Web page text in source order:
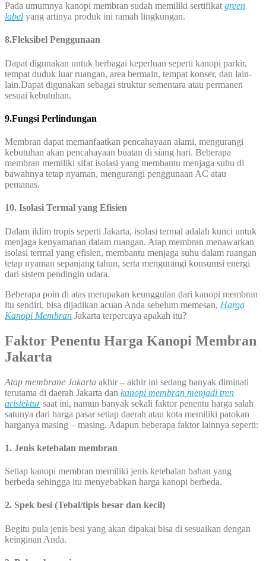
Pada umumnya kanopi membran sudah memiliki sertifikat green
label yang artinya produk ini ramah lingkungan.
8.Fleksibel Penggunaan
Dapat digunakan untuk berbagai keperluan seperti kanopi parkir,
tempat duduk luar ruangan, area bermain, tempat konser, dan lain-
lain.Dapat digunakan sebagai struktur sementara atau permanen
sesuai kebutuhan.
9.Fungsi Perlindungan
Membran dapat memanfaatkan pencahayaan alami, mengurangi
kebutuhan akan pencahayaan buatan di siang hari. Beberapa
membran memiliki sifat isolasi yang membantu menjaga suhu di
bawahnya tetap nyaman, mengurangi penggunaan AC atau
pemanas.
10. Isolasi Termal yang Efisien
Dalam iklim tropis seperti Jakarta, isolasi termal adalah kunci untuk
menjaga kenyamanan dalam ruangan. Atap membran menawarkan
isolasi termal yang efisien, membantu menjaga suhu dalam ruangan
tetap nyaman sepanjang tahun, serta mengurangi konsumsi energi
dari sistem pendingin udara.
Beberapa poin di atas merupakan keunggulan dari kanopi membran
itu sendiri, bisa dijadikan acuan Anda sebelum memesan, Harga
Kanopi Membran Jakarta terpercaya apakah itu?
Faktor Penentu Harga Kanopi Membran
Jakarta
Atap membrane Jakarta akhir – akhir ini sedang banyak diminati
terutama di daerah Jakarta dan kanopi membran menjadi tren
aristektursaat ini, namun banyak sekali faktor penentu harga salah
satunya dari harga pasar setiap daerah atau kota memiliki patokan
harganya masing – masing. Adapun beberapa faktor lainnya seperti:
1. Jenis ketebalan membran
Setiap kanopi membran memiliki jenis ketebalan bahan yang
berbeda sehingga itu menyebabkan harga kanopi berbeda.
2. Spek besi (Tebal/tipis besar dan kecil)
Begitu pula jenis besi yang akan dipakai bisa di sesuaikan dengan
keinginan Anda.